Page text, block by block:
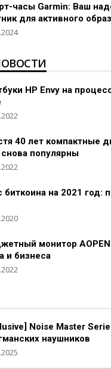
часы Garmin: Ваш
для активного
HP Envy на
40 лет компактные
снова популярны
биткоина на 2021 год:
монитор
и бизнеса
Noise Master
наушников